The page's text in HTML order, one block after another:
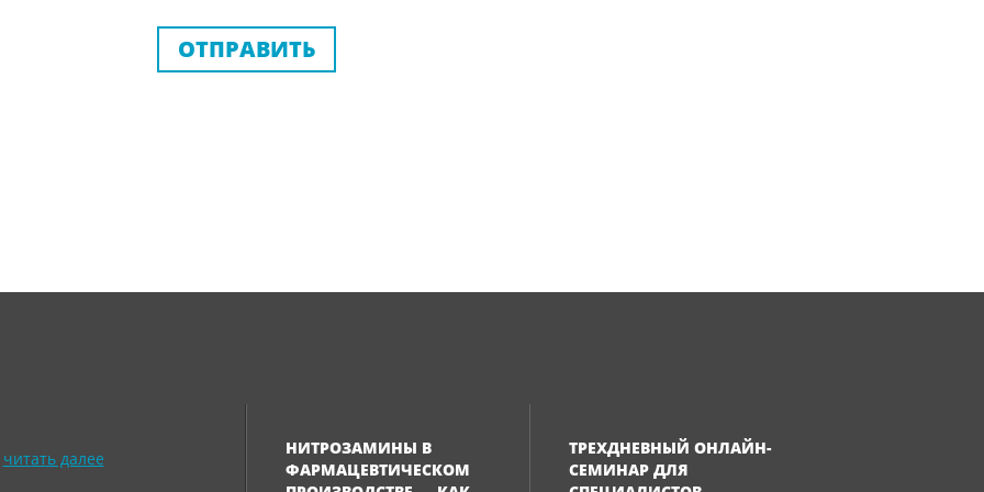
ОТПРАВИТЬ
читать далее
НИТРОЗАМИНЫ В
ФАРМАЦЕВТИЧЕСКОМ
ТРЕХДНЕВНЫЙ ОНЛАЙН-
СЕМИНАР ДЛЯ